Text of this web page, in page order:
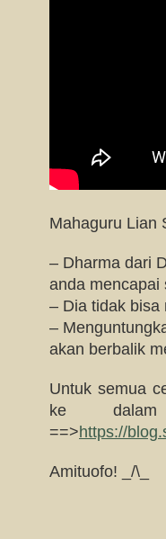
Mahaguru Lian
– Dharma dari
anda mencapai
– Dia tidak bisa
–
akan berbalik
Untuk semua
ke dalam
==>https://
Amituofo! _/\_